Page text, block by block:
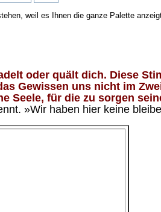
weil es Ihnen die ganze Palette
oder quält dich. Diese
Gewissen uns nicht im
Seele, für die zu sorgen
»Wir haben hier keine